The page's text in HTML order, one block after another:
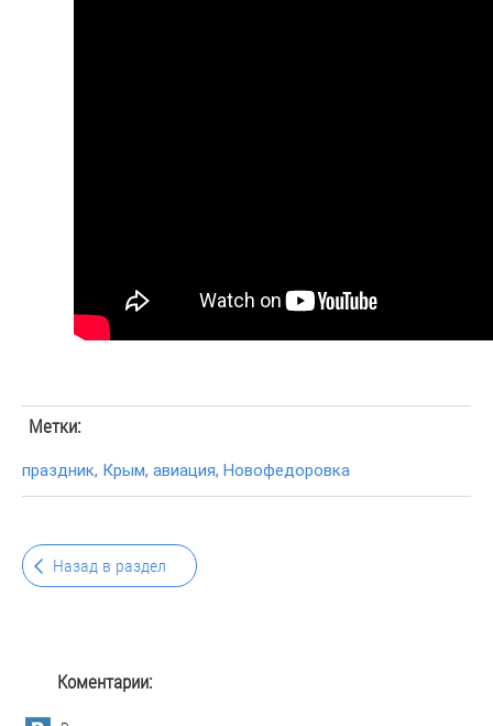
Метки:
праздник, Крым, авиация, Новофедоровка
Назад в раздел
Коментарии: